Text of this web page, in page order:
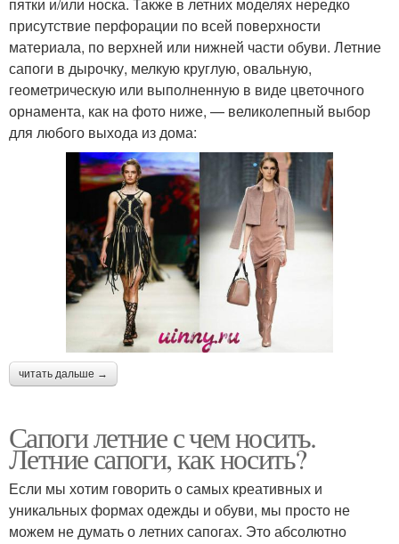
присутствие перфорации по всей поверхности
материала, по верхней или нижней части обуви. Летние
сапоги в дырочку, мелкую круглую, овальную,
геометрическую или выполненную в виде цветочного
орнамента, как на фото ниже, — великолепный выбор
для любого выхода из дома:
читать дальше →
Сапоги летние с чем носить.
Летние сапоги, как носить?
Если мы хотим говорить о самых креативных и
уникальных формах одежды и обуви, мы просто не
можем не думать о летних сапогах. Это абсолютно